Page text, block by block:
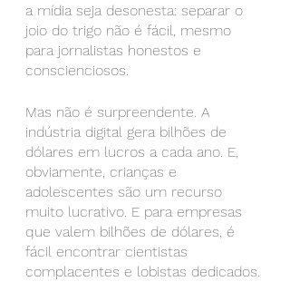
a mídia seja desonesta: separar o
joio do trigo não é fácil, mesmo
para jornalistas honestos e
conscienciosos.
Mas não é surpreendente. A
indústria digital gera bilhões de
dólares em lucros a cada ano. E,
obviamente, crianças e
adolescentes são um recurso
muito lucrativo. E para empresas
que valem bilhões de dólares, é
fácil encontrar cientistas
complacentes e lobistas dedicados.